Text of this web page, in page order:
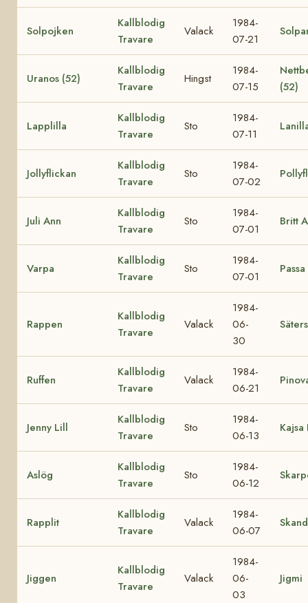
Solpojken
Kallblodig
Travare
Valack
1984-
07-21
Uranos (52)
Kallblodig
Travare
Hingst
1984-
07-15
(52)
Lapplilla
Kallblodig
Travare
Sto
1984-
07-11
Jollyflickan
Kallblodig
Travare
Sto
1984-
07-02
Juli Ann
Kallblodig
Travare
Sto
1984-
07-01
Britt
Varpa
Kallblodig
Travare
Sto
1984-
07-01
Passa
Rappen
Kallblodig
Travare
Valack
1984-
06-
30
Ruffen
Kallblodig
Travare
Valack
1984-
06-21
Jenny Lill
Kallblodig
Travare
Sto
1984-
06-13
Aslög
Kallblodig
Travare
Sto
1984-
06-12
Rapplit
Kallblodig
Travare
Valack
1984-
06-07
Jiggen
Kallblodig
Travare
Valack
1984-
06-
03
Jigmi